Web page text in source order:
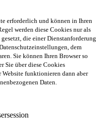
erforderlich und können in Ihren
werden diese Cookies nur als
die einer Dienstanforderung
dem
Sie können Ihren Browser so
Sie über diese Cookies
funktionieren dann aber
Daten.